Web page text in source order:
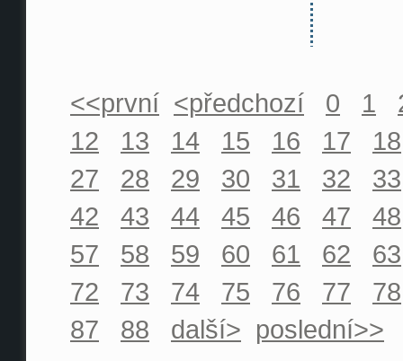
<<první <předchozí 0 1
12
13 14 15 16 17
18
27
28 29 30 31 32
33
42
43 44 45 46 47
48
57
58 59 60 61 62
63
72
73 74 75 76 77
78
87
88 další> poslední>>